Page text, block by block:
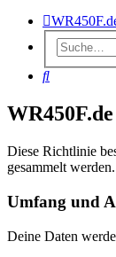
Suche
Diese Richtlinie
gesammelt werden.
Umfang und
Deine Daten